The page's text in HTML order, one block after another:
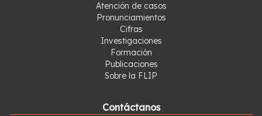
Atención de casos
Pronunciamientos
Cifras
Investigaciones
Formación
Publicaciones
Sobre la FLIP
Contáctanos